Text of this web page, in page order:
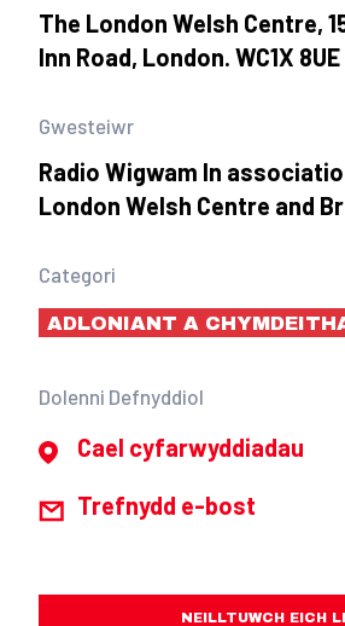
The London Welsh Centre,
Inn Road, London. WC1X 8UE
Gwesteiwr
Radio Wigwam In
London Welsh Centre and
Categori
ADLONIANT A
Dolenni Defnyddiol
Cael cyfarwyddiadau
Trefnydd e-bost
NEILLTUWCH EICH